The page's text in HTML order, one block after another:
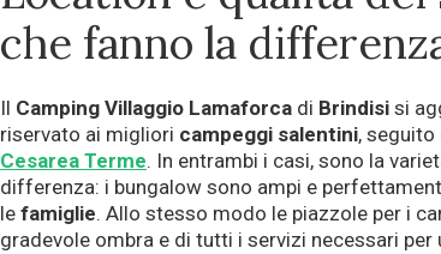
che fanno la
Il Camping Villaggio Lamaforca di Brindisi si
riservato ai migliori campeggi salentini, seguito
Cesarea Terme. In entrambi i casi, sono la
differenza: i bungalow sono ampi e
le famiglie. Allo stesso modo le piazzole per i
gradevole ombra e di tutti i servizi necessari